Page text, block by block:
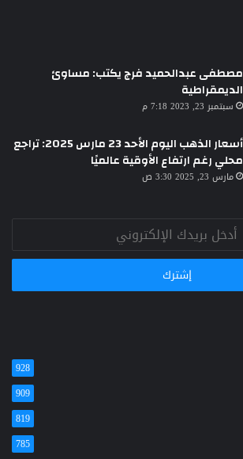
مصطفى عبدالحميد فرج يكتب: مساوئ
الديمقراطية
سبتمبر 23, 2023 7:18 م
أسعار الذهب اليوم الأحد 23 مارس 2025: تراجع
محلي رغم ارتفاع الأوقية عالميًا
مارس 23, 2025 3:30 ص
928
909
819
785